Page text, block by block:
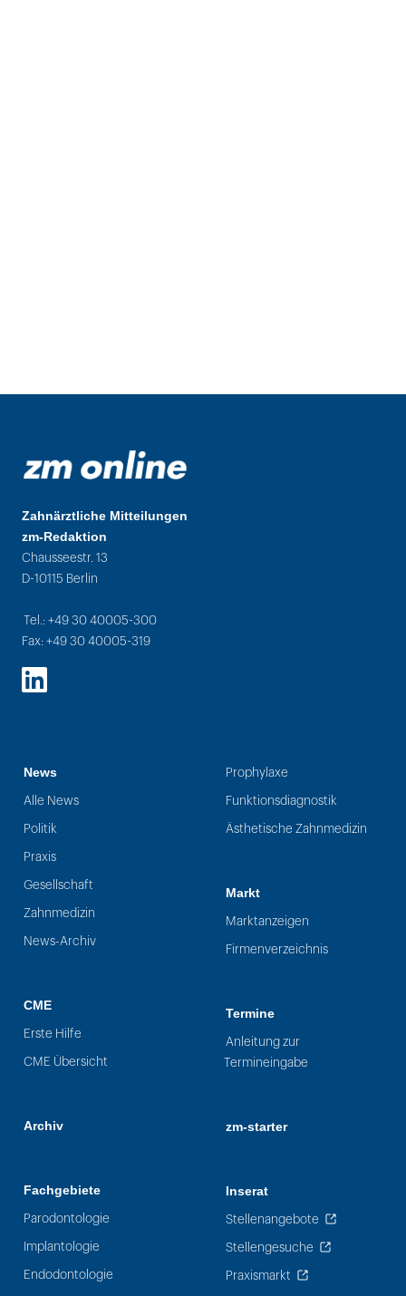
Zahnärztliche Mitteilungen
zm-Redaktion
Chausseestr. 13
D-10115 Berlin
Tel.: +49 30 40005-300
Fax: +49 30 40005-319
LinkedIn
News
Alle News
Politik
Praxis
Gesellschaft
Zahnmedizin
News-Archiv
CME
Erste Hilfe
CME Übersicht
Archiv
Fachgebiete
Parodontologie
Implantologie
Endodontologie
Prophylaxe
Funktionsdiagnostik
Ästhetische Zahnmedizin
Markt
Marktanzeigen
Firmenverzeichnis
Termine
Anleitung zur
Termineingabe
zm-starter
Inserat
Stellenangebote
Stellengesuche
Praxismarkt